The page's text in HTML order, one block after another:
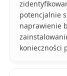
potencjalnie
naprawienie
konieczności